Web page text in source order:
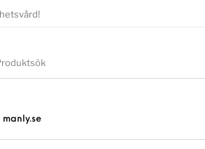
manly.se